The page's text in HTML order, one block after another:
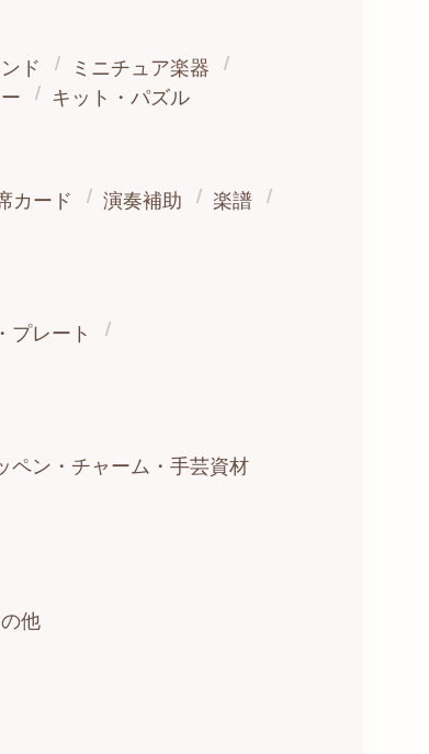
ド
ミニチュア楽器
キット・パズル
カード 演奏補助
楽譜
プレート
ペン・チャーム・手芸資材
他